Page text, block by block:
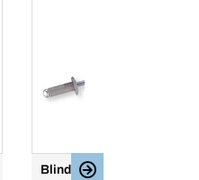
Blindniet